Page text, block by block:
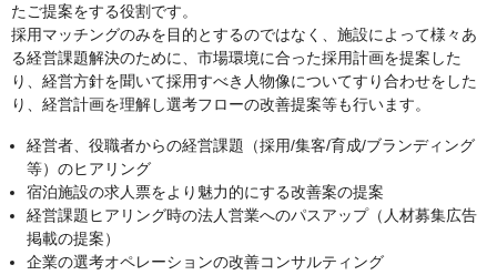
たご提案をする役割です。
採用マッチングのみを目的とするのではなく、施設によって様々あ
る経営課題解決のために、市場環境に合った採用計画を提案した
り、経営方針を聞いて採用すべき人物像についてすり合わせをした
り、経営計画を理解し選考フローの改善提案等も行います。
経営者、役職者からの経営課題（採用/集客/育成/ブランディング
等）のヒアリング
宿泊施設の求人票をより魅力的にする改善案の提案
経営課題ヒアリング時の法人営業へのパスアップ（人材募集広告
掲載の提案）
企業の選考オペレーションの改善コンサルティング